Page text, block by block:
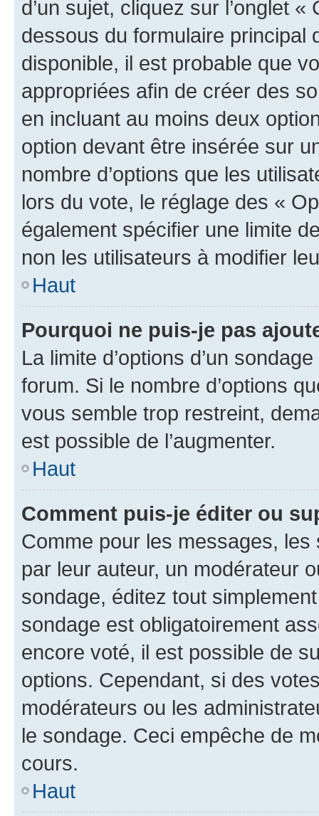
d’un sujet, cliquez sur l’onglet
dessous du formulaire principal
disponible, il est probable que
appropriées afin de créer des
en incluant au moins deux
option devant être insérée sur
nombre d’options que les
lors du vote, le réglage des «
également spécifier une limite
non les utilisateurs à modifier
Haut
Pourquoi ne puis-je pas
La limite d’options d’un
forum. Si le nombre d’options
vous semble trop restreint,
est possible de l’augmenter.
Haut
Comment puis-je éditer ou
Comme pour les messages,
par leur auteur, un modérateur
sondage, éditez tout
sondage est obligatoirement
encore voté, il est possible de
options. Cependant, si des
modérateurs ou les
le sondage. Ceci empêche de
cours.
Haut